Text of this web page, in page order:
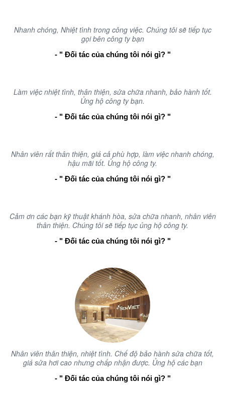
Nhanh chóng, Nhiệt tình trong công việc. Chúng tôi sẽ tiếp tục
gọi bên công ty bạn
- " Đối tác của chúng tôi nói gì? "
Làm việc nhiệt tình, thân thiện, sửa chữa nhanh, bảo hành tốt.
Ủng hộ công ty bạn.
- " Đối tác của chúng tôi nói gì? "
Nhân viên rất thân thiện, giá cả phù hợp, làm việc nhanh chóng,
hậu mãi tốt. Ủng hộ công ty.
- " Đối tác của chúng tôi nói gì? "
Cảm ơn các bạn kỹ thuật khánh hòa, sửa chữa nhanh, nhân viên
thân thiện. Chúng tôi sẽ tiếp tục ủng hộ công ty.
- " Đối tác của chúng tôi nói gì? "
Nhân viên thân thiện, nhiệt tình. Chế độ bảo hành sửa chữa tốt,
giá sửa hơi cao nhưng chấp nhận được. Ủng hộ các bạn
- " Đối tác của chúng tôi nói gì? "